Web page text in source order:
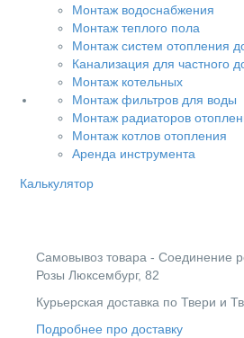
Монтаж водоснабжения
Монтаж теплого пола
Монтаж систем отопления
Канализация для частного
Монтаж котельных
Монтаж фильтров для воды
Монтаж радиаторов
Монтаж котлов отопления
Аренда инструмента
Калькулятор
Cамовывоз товара - Соединение
Розы Люксембург, 82
Курьерская доставка по Твери и
Подробнее про доставку